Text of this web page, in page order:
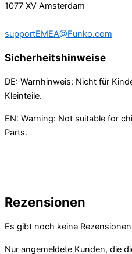
1077 XV Amsterdam
supportEMEA@Funko.com
Sicherheitshinweise
DE: Warnhinweis: Nicht für
Kleinteile.
EN: Warning: Not suitable for
Parts.
Rezensionen
Es gibt noch keine
Nur angemeldete Kunden, die